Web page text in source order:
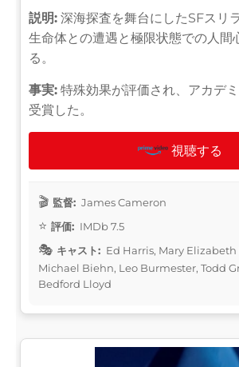
説明: 深海探査を舞台にしたSFスリ
生命体との遭遇と極限状態での人間
る。
事実: 特殊効果が評価され、アカデ
受賞した。
視聴する
監督: James Cameron
評価: IMDb 7.5
キャスト: Ed Harris, Mary
Michael Biehn, Leo Burmester, Todd
Bedford Lloyd